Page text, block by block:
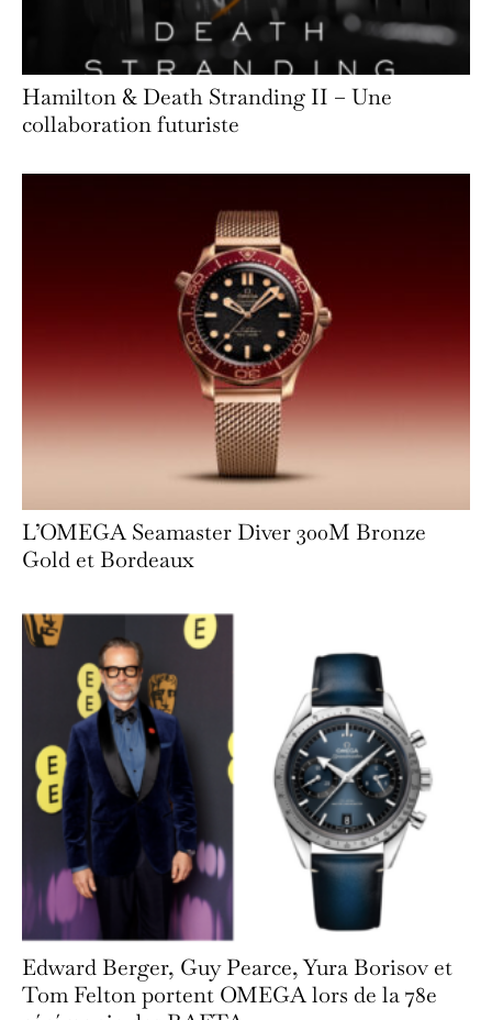
Hamilton & Death Stranding II – Une
collaboration futuriste
L’OMEGA Seamaster Diver 300M Bronze
Gold et Bordeaux
Edward Berger, Guy Pearce, Yura Borisov et
Tom Felton portent OMEGA lors de la 78e